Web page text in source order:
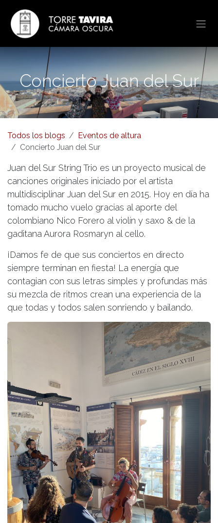
Concierto Juan del Sur
Todos los blogs
Eventos de altura
Concierto Juan del Sur
Juan del Sur String Trio es un proyecto musical de
canciones originales iniciado por el artista
multidisciplinar Juan del Sur en 2015. Hoy en día ha
tomado mucho vuelo gracias al aporte del
colombiano Nico Forero al violín y saxo & de la
gaditana Aurora Rosmaryn al cello.
¡Damos fe de que sus conciertos en directo
siempre terminan en fiesta! La energía que
contagian con sus letras simples y profundas más
su mezcla de ritmos crean una experiencia de la
que todas y todos salen sonriendo y bailando.